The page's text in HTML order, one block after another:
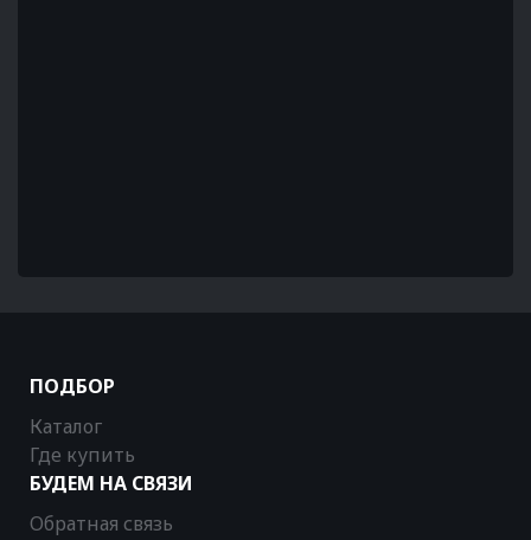
ПОДБОР
Каталог
Где купить
БУДЕМ НА СВЯЗИ
Обратная связь